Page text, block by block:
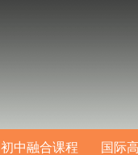
初中融合课程 国际